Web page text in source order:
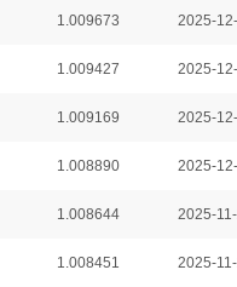
1.009673 2025-
1.009427 2025-
1.009169 2025-
1.008890 2025-
1.008644 2025-
1.008451 2025-